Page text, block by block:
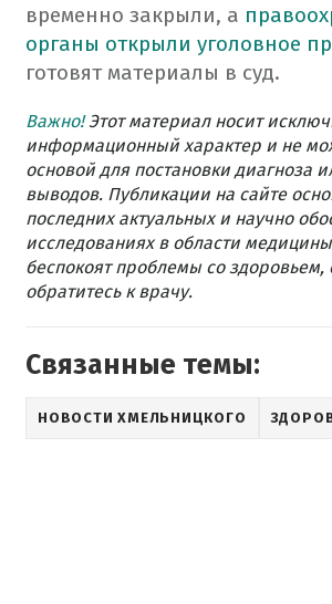
временно закрыли, а
органы открыли уголовное
готовят материалы в суд.
Важно!Этот материал носит
информационный характер и не
основой для постановки диагноза
выводов. Публикации на сайте
последних актуальных и научно
исследованиях в области
беспокоят проблемы со здоровьем,
обратитесь к врачу.
Связанные темы:
НОВОСТИ ХМЕЛЬНИЦКОГО